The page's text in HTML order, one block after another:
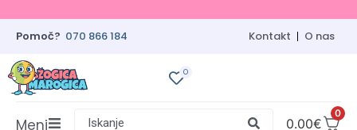
Pomoč? 070 866 184 Kontakt O nas
0
0
0.00€
Iskanje
Meni